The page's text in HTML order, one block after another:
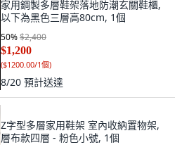
家用鋼製多層鞋架落地防潮玄關鞋櫃,
以下為黑色三層高80cm, 1個
50%$2,400
$1,200
($1200.00/1個)
8/20 預計送達
Z字型多層家用鞋架 室內收納置物架,
層布款四層 - 粉色小號, 1個